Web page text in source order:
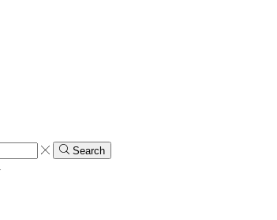
Search